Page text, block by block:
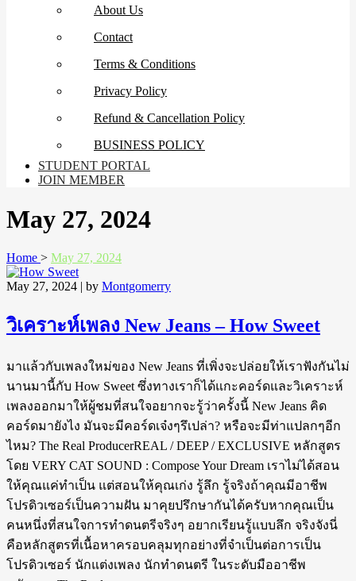
About Us
Contact
Terms & Conditions
Privacy Policy
Refund & Cancellation Policy
BUSINESS POLICY
STUDENT PORTAL
JOIN MEMBER
May 27, 2024
Home > May 27, 2024
May 27, 2024 | by Montgomerry
วิเคราะห์เพลง New Jeans – How Sweet
มาแล้วกับเพลงใหม่ของ New Jeans ที่เพิ่งจะปล่อยให้เราฟังกันไม่
นานมานี้กับ How Sweet ซึ่งทางเราก็ได้แกะคอร์ดและวิเคราะห์
เพลงออกมาให้ผู้ชมที่สนใจอยากจะรู้ว่าครั้งนี้ New Jeans คิด
คอร์ดมายังไง มันจะมีคอร์ดเจ๋งๆรึเปล่า? หรือจะมีท่าแปลกๆอีก
ไหม? The Real ProducerREAL / DEEP / EXCLUSIVE หลักสูตร
โดย VERY CAT SOUND : Compose Your Dream เราไม่ได้สอน
ให้คุณแค่ทำเป็น แต่สอนให้คุณเก่ง รู้ลึก รู้จริงถ้าคุณมีอาชีพ
โปรดิวเซอร์เป็นความฝัน มาคุยปรึกษากันได้ครับหากคุณเป็น
คนหนึ่งที่สนใจการทำดนตรีจริงๆ อยากเรียนรู้แบบลึก จริงจังนี่
คือหลักสูตรที่เนื้อหาครอบคลุมทุกอย่างที่จำเป็นต่อการเป็น
โปรดิวเซอร์ นักแต่งเพลง นักทำดนตรี ในระดับมืออาชีพ